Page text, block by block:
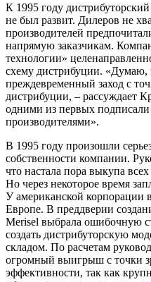
К 1995 году
не был развит. Дилеров не
производителей
напрямую заказчикам.
технологии»
схему дистрибуции. «Думаю,
преждевременный заход с
дистрибуции, – рассуждает
одними из первых
производителями».
В 1995 году произошли
собственности компании.
что настала пора выкупа
Но через некоторое время
У американской корпорации
Европе. В преддверии
Merisel выбрала ошибочную
создать дистрибуторскую
складом. По расчетам
огромный выигрыш с точки
эффективности, так как